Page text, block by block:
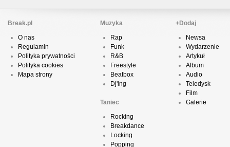
Break.pl
O nas
Regulamin
Polityka prywatności
Polityka cookies
Mapa strony
Muzyka
Rap
Funk
R&B
Freestyle
Beatbox
Dj'ing
Taniec
Rocking
Breakdance
Locking
Popping
+Dodaj
Newsa
Wydarzenie
Artykuł
Album
Audio
Teledysk
Film
Galerie